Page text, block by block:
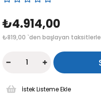
₺4.914,00
₺819,00 `den başlayan taksitlerle
İstek Listeme Ekle